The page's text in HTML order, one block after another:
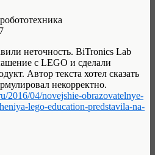
неточность. BiTronics Lab
с LEGO и сделали
Автор текста хотел сказать
некорректно.
2016/04/novejshie-obrazovatelnye-
lego-education-predstavila-na-